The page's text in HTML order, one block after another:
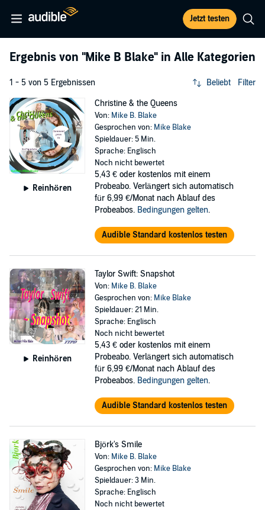
Jetzt testen
Ergebnis von "Mike B Blake" in Alle Kategorien
1 - 5 von 5 Ergebnissen Beliebt Filter
Reinhören
Christine & the Queens
Von: Mike B. Blake
Gesprochen von: Mike Blake
Spieldauer: 5 Min.
Sprache: Englisch
Noch nicht bewertet
5,43 € oder kostenlos mit einem
Probeabo. Verlängert sich automatisch
für 6,99 €/Monat nach Ablauf des
Probeabos. Bedingungen gelten.
Audible Standard kostenlos testen
Reinhören
Taylor Swift: Snapshot
Von: Mike B. Blake
Gesprochen von: Mike Blake
Spieldauer: 21 Min.
Sprache: Englisch
Noch nicht bewertet
5,43 € oder kostenlos mit einem
Probeabo. Verlängert sich automatisch
für 6,99 €/Monat nach Ablauf des
Probeabos. Bedingungen gelten.
Audible Standard kostenlos testen
Björk's Smile
Von: Mike B. Blake
Gesprochen von: Mike Blake
Spieldauer: 3 Min.
Sprache: Englisch
Noch nicht bewertet